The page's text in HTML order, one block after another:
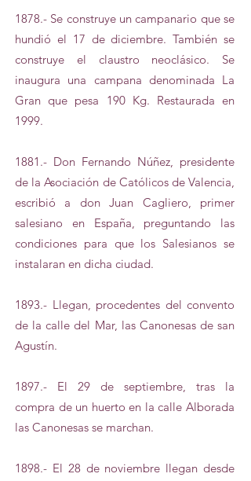
1878.- Se construye un campanario que se
hundió el 17 de diciembre. También se
construye el claustro neoclásico. Se
inaugura una campana denominada La
Gran que pesa 190 Kg. Restaurada en
1999.
1881.- Don Fernando Núñez, presidente
de la Asociación de Católicos de Valencia,
escribió a don Juan Cagliero, primer
salesiano en España, preguntando las
condiciones para que los Salesianos se
instalaran en dicha ciudad.
1893.- Llegan, procedentes del convento
de la calle del Mar, las Canonesas de san
Agustín.
1897.- El 29 de septiembre, tras la
compra de un huerto en la calle Alborada
las Canonesas se marchan.
1898.- El 28 de noviembre llegan desde